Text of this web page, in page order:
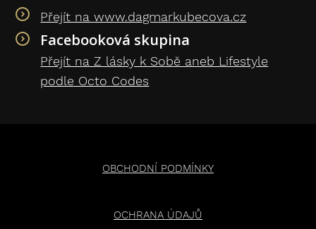
Přejít na www.dagmarkubecova.cz
Facebooková skupina
Přejít na Z lásky k Sobě aneb Lifestyle
podle Octo Codes
OBCHODNÍ PODMÍNKY
OCHRANA ÚDAJŮ